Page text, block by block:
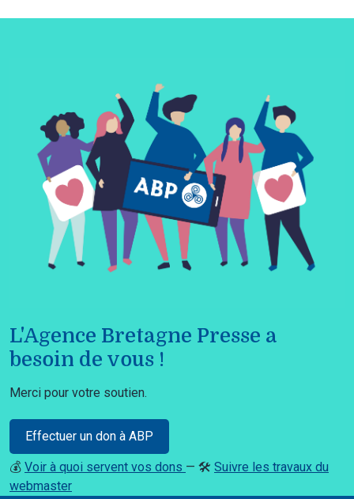
L'Agence Bretagne Presse a
besoin de vous !
Merci pour votre soutien.
Effectuer un don à ABP
💰 Voir à quoi servent vos dons — 🛠️ Suivre les travaux du
webmaster